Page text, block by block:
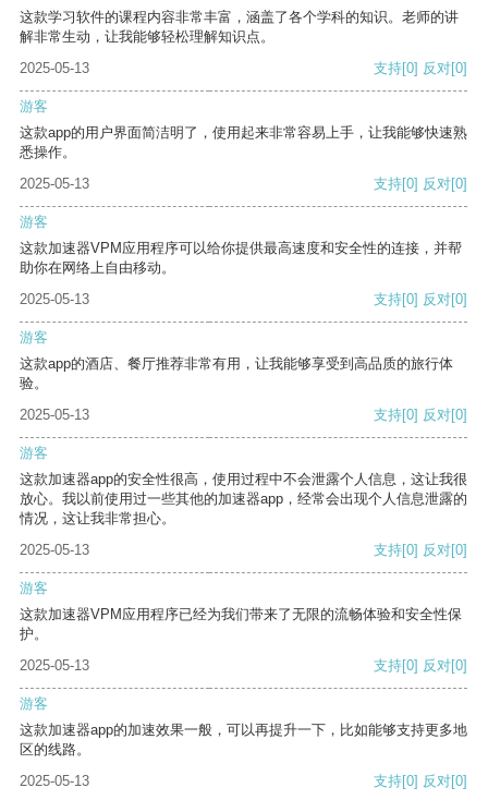
这款学习软件的课程内容非常丰富，涵盖了各个学科的知识。老师的讲
解非常生动，让我能够轻松理解知识点。
2025-05-13
支持[0] 反对[0]
游客
这款app的用户界面简洁明了，使用起来非常容易上手，让我能够快速熟
悉操作。
2025-05-13
支持[0] 反对[0]
游客
这款加速器VPM应用程序可以给你提供最高速度和安全性的连接，并帮
助你在网络上自由移动。
2025-05-13
支持[0] 反对[0]
游客
这款app的酒店、餐厅推荐非常有用，让我能够享受到高品质的旅行体
验。
2025-05-13
支持[0] 反对[0]
游客
这款加速器app的安全性很高，使用过程中不会泄露个人信息，这让我很
放心。我以前使用过一些其他的加速器app，经常会出现个人信息泄露的
情况，这让我非常担心。
2025-05-13
支持[0] 反对[0]
游客
这款加速器VPM应用程序已经为我们带来了无限的流畅体验和安全性保
护。
2025-05-13
支持[0] 反对[0]
游客
这款加速器app的加速效果一般，可以再提升一下，比如能够支持更多地
区的线路。
2025-05-13
支持[0] 反对[0]